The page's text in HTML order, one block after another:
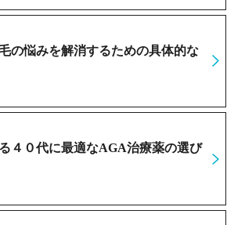
の悩みを解消するための具体的な
４０代に最適なAGA治療薬の選び